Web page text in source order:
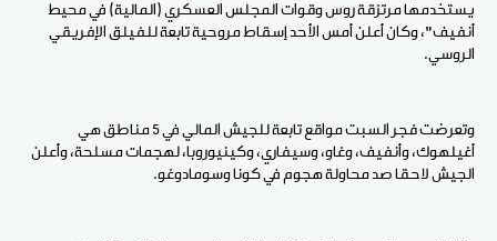
يستخدمها مرتزقة روس وقوات المجلس العسكري (المالية) في محيط
أنفيف"، وكان أعلن أمس الأحد إسقاط مروحية تابعة للفيلق الإفريقي
الروسي.
وتعرضت فجر السبت مواقع تابعة للجيش المالي في 5 مناطق هي
أغيلهوك، وأنفيف، وغاو، وسيفاري، وكينيوروبا، لهجمات مسلحة، وأعلن
الجيش لاحقا صد محاولة هجوم في كونا وسومادوغو.